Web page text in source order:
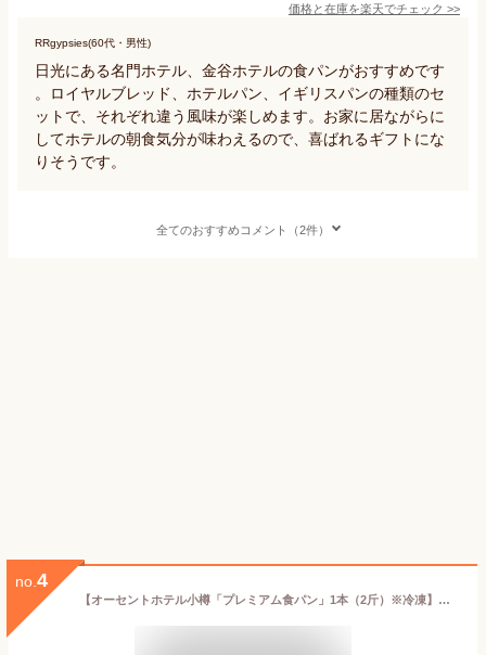
価格と在庫を楽天でチェック >>
RRgypsies(60代・男性)
日光にある名門ホテル、金谷ホテルの食パンがおすすめです
。ロイヤルブレッド、ホテルパン、イギリスパンの種類のセ
ットで、それぞれ違う風味が楽しめます。お家に居ながらに
してホテルの朝食気分が味わえるので、喜ばれるギフトにな
りそうです。
全てのおすすめコメント（2件）
no. 4
【オーセントホテル小樽「プレミアム食パン」1本（2斤）※冷凍】北海道産小麦 パン ギフト 高級食パン※簡易包装推進の為、ギフト箱の取り扱いは終了いたしました。冷凍商品の為、冷蔵のバター等は同梱できません。ご了承ください。